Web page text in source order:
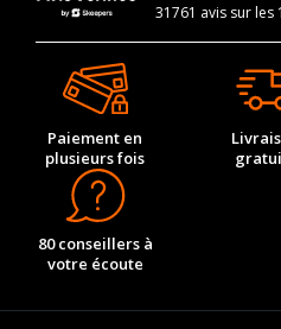
31761 avis sur
Paiement en
plusieurs fois
80 conseillers à
votre écoute